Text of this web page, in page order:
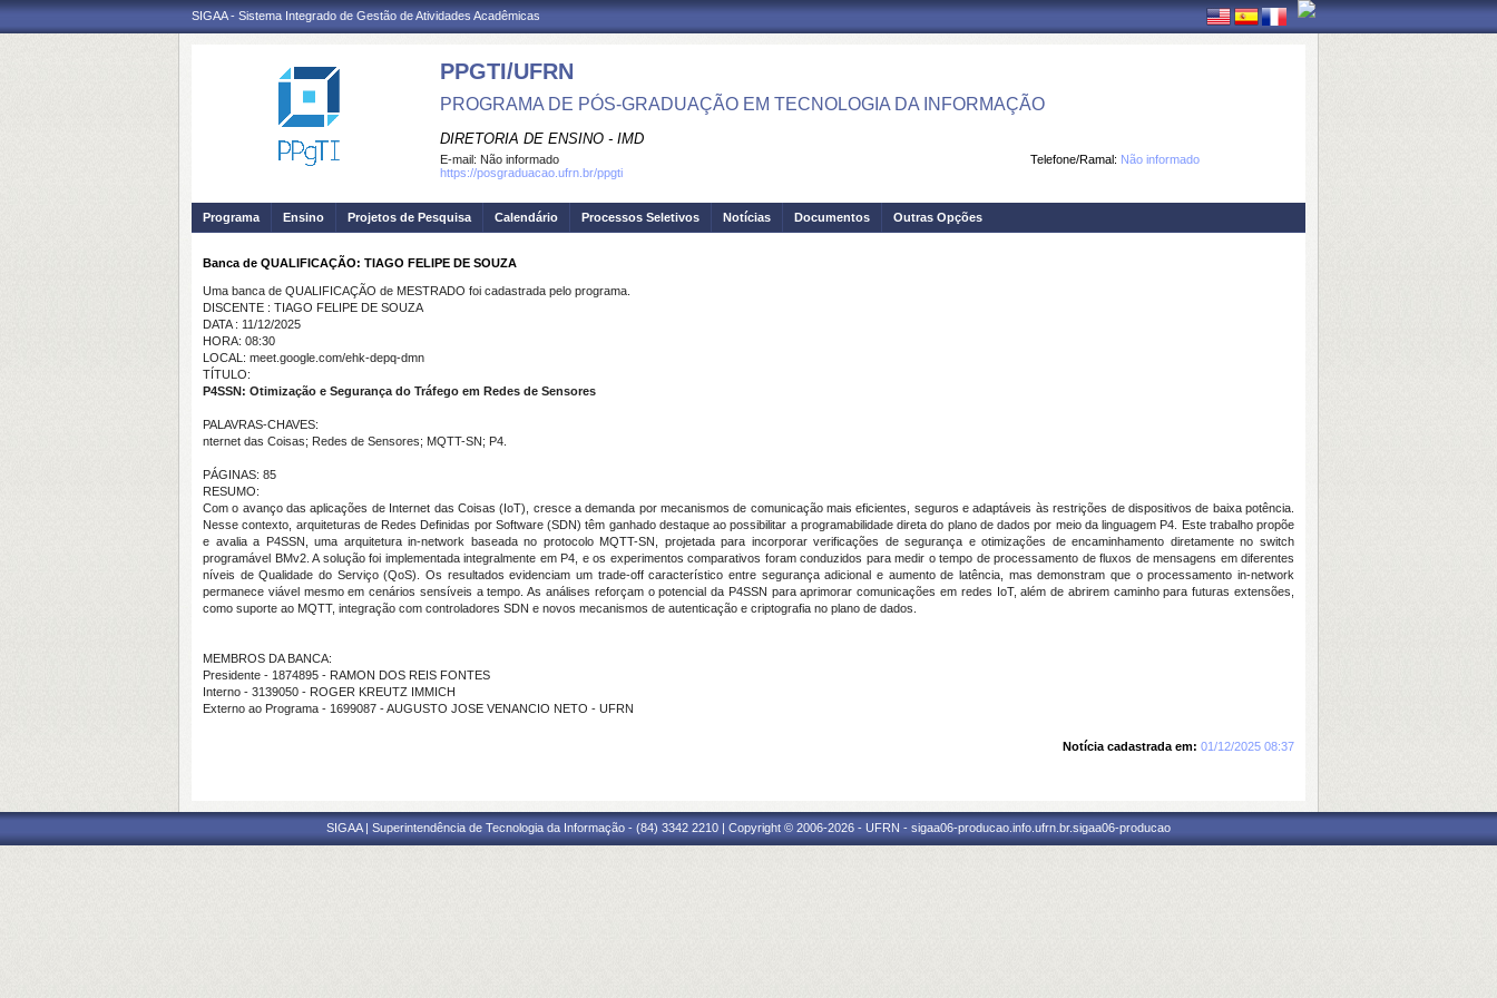
SIGAA - Sistema Integrado de Gestão de Atividades Acadêmicas
PPGTI/UFRN
PROGRAMA DE PÓS-GRADUAÇÃO EM TECNOLOGIA DA INFORMAÇÃO
DIRETORIA DE ENSINO - IMD
Telefone/Ramal: Não informado
E-mail: Não informado
https://posgraduacao.ufrn.br/ppgti
Programa Ensino Projetos de Pesquisa Calendário Processos Seletivos Notícias Documentos Outras Opções
Banca de QUALIFICAÇÃO: TIAGO FELIPE DE SOUZA
Uma banca de QUALIFICAÇÃO de MESTRADO foi cadastrada pelo programa.
DISCENTE : TIAGO FELIPE DE SOUZA
DATA : 11/12/2025
HORA: 08:30
LOCAL: meet.google.com/ehk-depq-dmn
TÍTULO:
P4SSN: Otimização e Segurança do Tráfego em Redes de Sensores
PALAVRAS-CHAVES:
nternet das Coisas; Redes de Sensores; MQTT-SN; P4.
PÁGINAS: 85
RESUMO:
Com o avanço das aplicações de Internet das Coisas (IoT), cresce a demanda por mecanismos de comunicação mais eficientes, seguros e adaptáveis às restrições de dispositivos de baixa potência.
Nesse contexto, arquiteturas de Redes Definidas por Software (SDN) têm ganhado destaque ao possibilitar a programabilidade direta do plano de dados por meio da linguagem P4. Este trabalho propõe
e avalia a P4SSN, uma arquitetura in-network baseada no protocolo MQTT-SN, projetada para incorporar verificações de segurança e otimizações de encaminhamento diretamente no switch
programável BMv2. A solução foi implementada integralmente em P4, e os experimentos comparativos foram conduzidos para medir o tempo de processamento de fluxos de mensagens em diferentes
níveis de Qualidade do Serviço (QoS). Os resultados evidenciam um trade-off característico entre segurança adicional e aumento de latência, mas demonstram que o processamento in-network
permanece viável mesmo em cenários sensíveis a tempo. As análises reforçam o potencial da P4SSN para aprimorar comunicações em redes IoT, além de abrirem caminho para futuras extensões,
como suporte ao MQTT, integração com controladores SDN e novos mecanismos de autenticação e criptografia no plano de dados.
MEMBROS DA BANCA:
Presidente - 1874895 - RAMON DOS REIS FONTES
Interno - 3139050 - ROGER KREUTZ IMMICH
Externo ao Programa - 1699087 - AUGUSTO JOSE VENANCIO NETO - UFRN
Notícia cadastrada em: 01/12/2025 08:37
SIGAA | Superintendência de Tecnologia da Informação - (84) 3342 2210 | Copyright © 2006-2026 - UFRN - sigaa06-producao.info.ufrn.br.sigaa06-producao